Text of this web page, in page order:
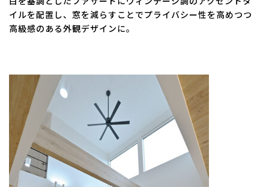
イルを配置し、窓を減らすことでプライバシー性を高めつつ
高級感のある外観デザインに。